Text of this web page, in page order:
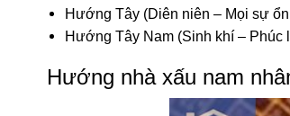
Hướng Tây (Diên niên – Mọi sự
Hướng Tây Nam (Sinh khí – Phúc
Hướng nhà xấu nam